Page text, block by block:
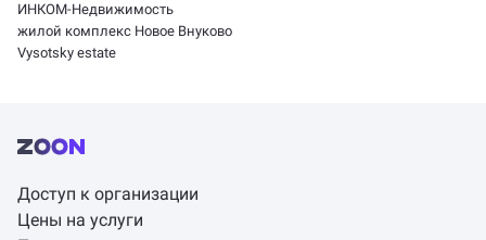
ИНКОМ-Недвижимость
жилой комплекс Новое Внуково
Vysotsky estate
Доступ к организации
Цены на услуги